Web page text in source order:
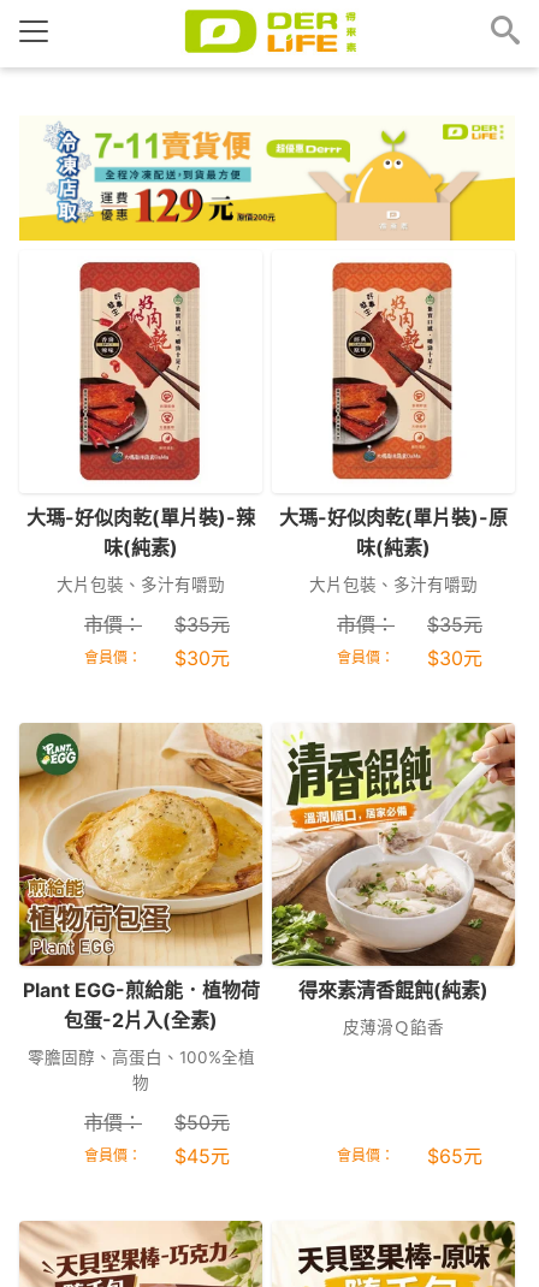
大瑪-好似肉乾(單片裝)-辣
味(純素)
大片包裝、多汁有嚼勁
市價： $35元
會員價： $30元
大瑪-好似肉乾(單片裝)-原
味(純素)
大片包裝、多汁有嚼勁
市價： $35元
會員價： $30元
Plant EGG-煎給能．植物荷
包蛋-2片入(全素)
零膽固醇、高蛋白、100%全植
物
市價： $50元
會員價： $45元
得來素清香餛飩(純素)
皮薄滑Ｑ餡香
會員價： $65元